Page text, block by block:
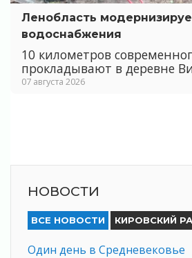
Ленобласть
водоснабжения
10 километров
прокладывают в деревне
07 августа 2026
НОВОСТИ
ВСЕ НОВОСТИ КИРОВСКИЙ
Один день в Средневековье